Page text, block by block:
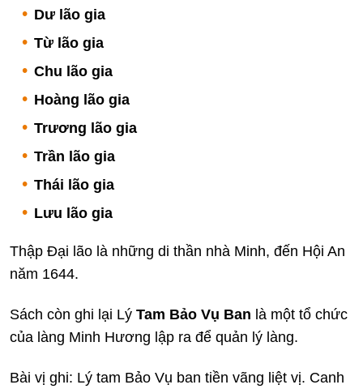
Dư lão gia
Từ lão gia
Chu lão gia
Hoàng lão gia
Trương lão gia
Trần lão gia
Thái lão gia
Lưu lão gia
Thập Đại lão là những di thần nhà Minh, đến Hội An
năm 1644.
Sách còn ghi lại Lý Tam Bảo Vụ Ban là một tổ chức
của làng Minh Hương lập ra để quản lý làng.
Bài vị ghi: Lý tam Bảo Vụ ban tiền vãng liệt vị. Canh